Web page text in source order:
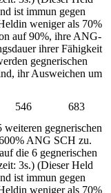
ist immun gegen
weniger als 70%
auf 90%, ihre ANG-
ihrer Fähigkeit
gegnerischen
ihr Ausweichen um
546
683
gegnerischen
ANG SCH zu.
die 6 gegnerischen
3s.) (Dieser Held
ist immun gegen
weniger als 70%